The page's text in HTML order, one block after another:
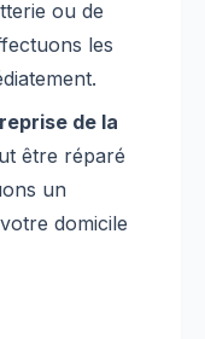
ou de
les
de la
être réparé
un
domicile